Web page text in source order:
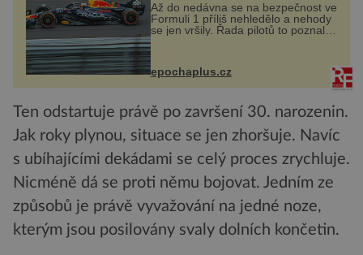
Až do nedávna se na bezpečnost ve
Formuli 1 příliš nehledělo a nehody
se jen vršily. Řada pilotů to poznala
na vlastní kůži, často s trvalými
následky nebo bohužel i ztrátou
života. Dnes nepochopiteln...
epochaplus.cz
Ten odstartuje právě po završení 30. narozenin.
Jak roky plynou, situace se jen zhoršuje. Navíc
s ubíhajícími dekádami se celý proces zrychluje.
Nicméně dá se proti němu bojovat. Jedním ze
způsobů je právě vyvažování na jedné noze,
kterým jsou posilovány svaly dolních končetin.